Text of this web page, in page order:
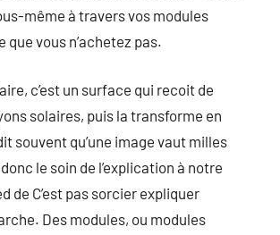
même à travers vos modules
que vous n’achetez pas.
c’est un surface qui recoit de
solaires, puis la transforme en
souvent qu’une image vaut milles
le soin de l’explication à notre
de C’est pas sorcier expliquer
Des modules, ou modules